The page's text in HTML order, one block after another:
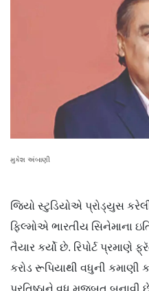
મુકેશ અંબાણી
જિયો સ્ટુડિયોએ પ્રોડ્યુસ
ફિલ્મોએ ભારતીય સિનેમાના
તૈયાર કર્યો છે. રિપોર્ટ
કરોડ રૂપિયાથી વધુની કમાણી